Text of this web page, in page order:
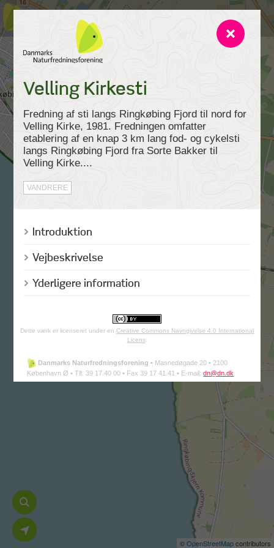
©OpenStreetMapcontributors
Velling Kirkesti
Fredning af sti langs Ringkøbing Fjord til nord for
Velling Kirke, 1981. Fredningen omfatter
etablering af en knap 3 km lang fod- og cykelsti
langs Ringkøbing Fjord fra Sorte Bakker til
Velling Kirke....
VANDRERE
Introduktion
Vejbeskrivelse
Yderligere information
Dette værk er licenseret under en Creative Commons Navngivelse 4.0 International
Licens.
Danmarks Naturfredningsforening • Masnedøgade 20 • 2100
København Ø • Tlf. 39 17 40 00 • Fax 39 17 41 41 • E-mail:dn@dn.dk